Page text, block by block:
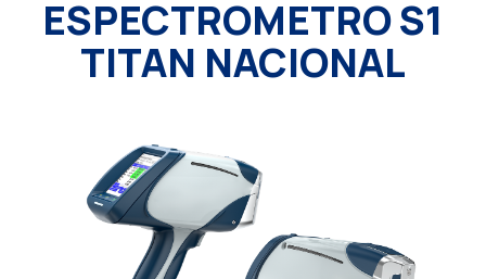
ESPECTROMETRO S1
TITAN NACIONAL